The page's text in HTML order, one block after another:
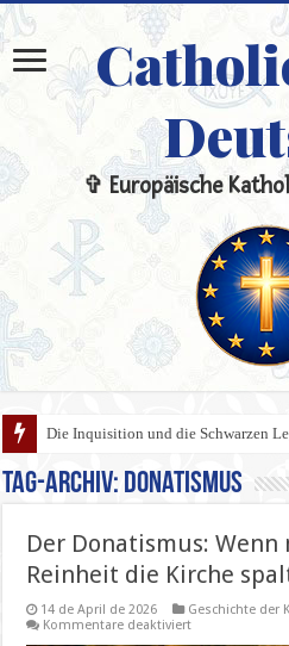
✞ Europäische
Die Inquisition und die Schwarzen
Tag-Archiv: Donatismus
Der Donatismus: Wenn
Reinheit die Kirche
14 de April de 2026 Geschichte der
Kommentare deaktiviertfür